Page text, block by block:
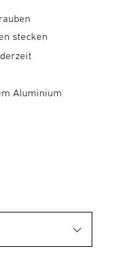
stecken
Aluminium